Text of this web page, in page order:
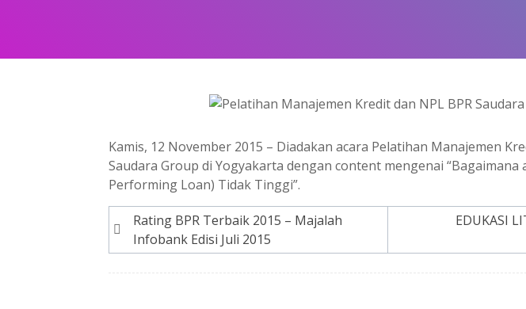
Kamis, 12 November 2015 – Diadakan acara Pelatihan Manajemen
Saudara Group di Yogyakarta dengan content mengenai “Bagaimana
Performing Loan) Tidak Tinggi”.
Post
navigation
Rating BPR Terbaik 2015 – Majalah
Infobank Edisi Juli 2015
EDUKASI